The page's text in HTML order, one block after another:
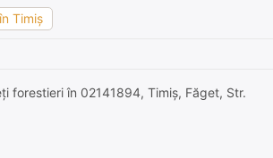
Timiş
forestieri în 02141894, Timiş, Făget, Str.